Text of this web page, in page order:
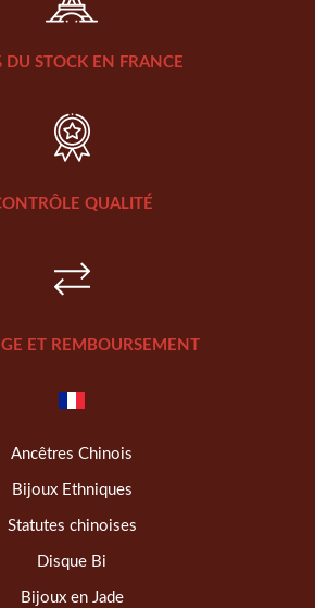
DU STOCK EN FRANCE
QUALITÉ
ET REMBOURSEMENT
Ancêtres Chinois
Bijoux Ethniques
Statutes chinoises
Disque Bi
Bijoux en Jade